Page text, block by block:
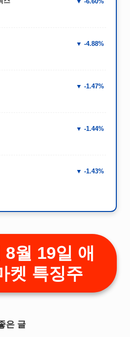
-4.88%
-1.47%
-1.44%
-1.43%
8월 19일 애
켓 특징주
은 글